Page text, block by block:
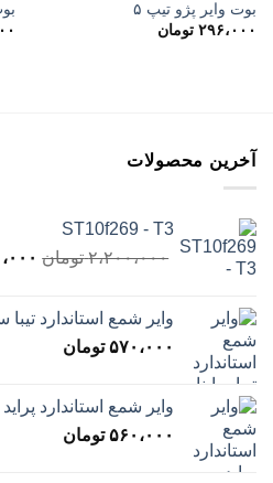
بوت وایر پژو تیپ ۵
۲۹۶،۰۰۰ تومان
آخرین محصولات
ST10f269 - T3
۲،۲۰۰،۰۰۰ تومان
بود.
وایر شمع استاندارد تیبا
۵۷۰،۰۰۰ تومان
وایر شمع استاندارد
۵۶۰،۰۰۰ تومان